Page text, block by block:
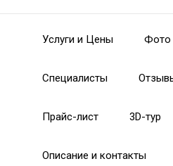
Услуги и Цены Фото
Специалисты
Прайс-лист 3D-тур
Описание и контакты